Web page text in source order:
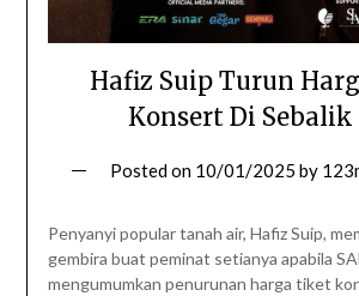
Hafiz Suip Turun
Konsert Di Sebalik
Posted on 10/01/2025 by
Penyanyi popular tanah air, Hafiz Suip,
gembira buat peminat setianya apabila
mengumumkan penurunan harga tiket